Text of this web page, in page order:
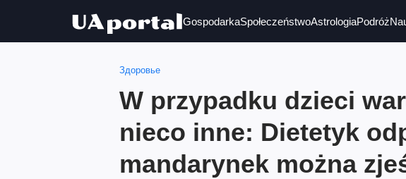
GospodarkaSpołeczeństwoAstrologiaPodróż
Здоровье
W przypadku dzieci
nieco inne: Dietetyk
mandarynek można